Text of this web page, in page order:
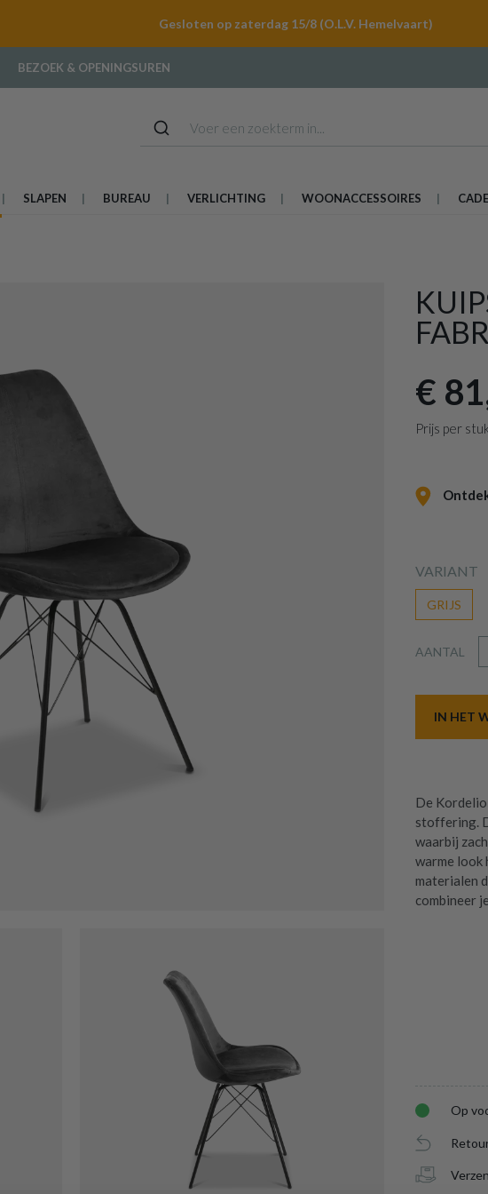
Gesloten op zaterdag 15/8 (O.L.V. Hemelvaart)
BEZOEK & OPENINGSUREN
SLAPEN BUREAU VERLICHTING WOONACCESSOIRES
€
Prijs per
VARIANT
GRIJS
AANTAL
IN HET
De
stoffering.
waarbij
warme look
materialen
combineer
Op